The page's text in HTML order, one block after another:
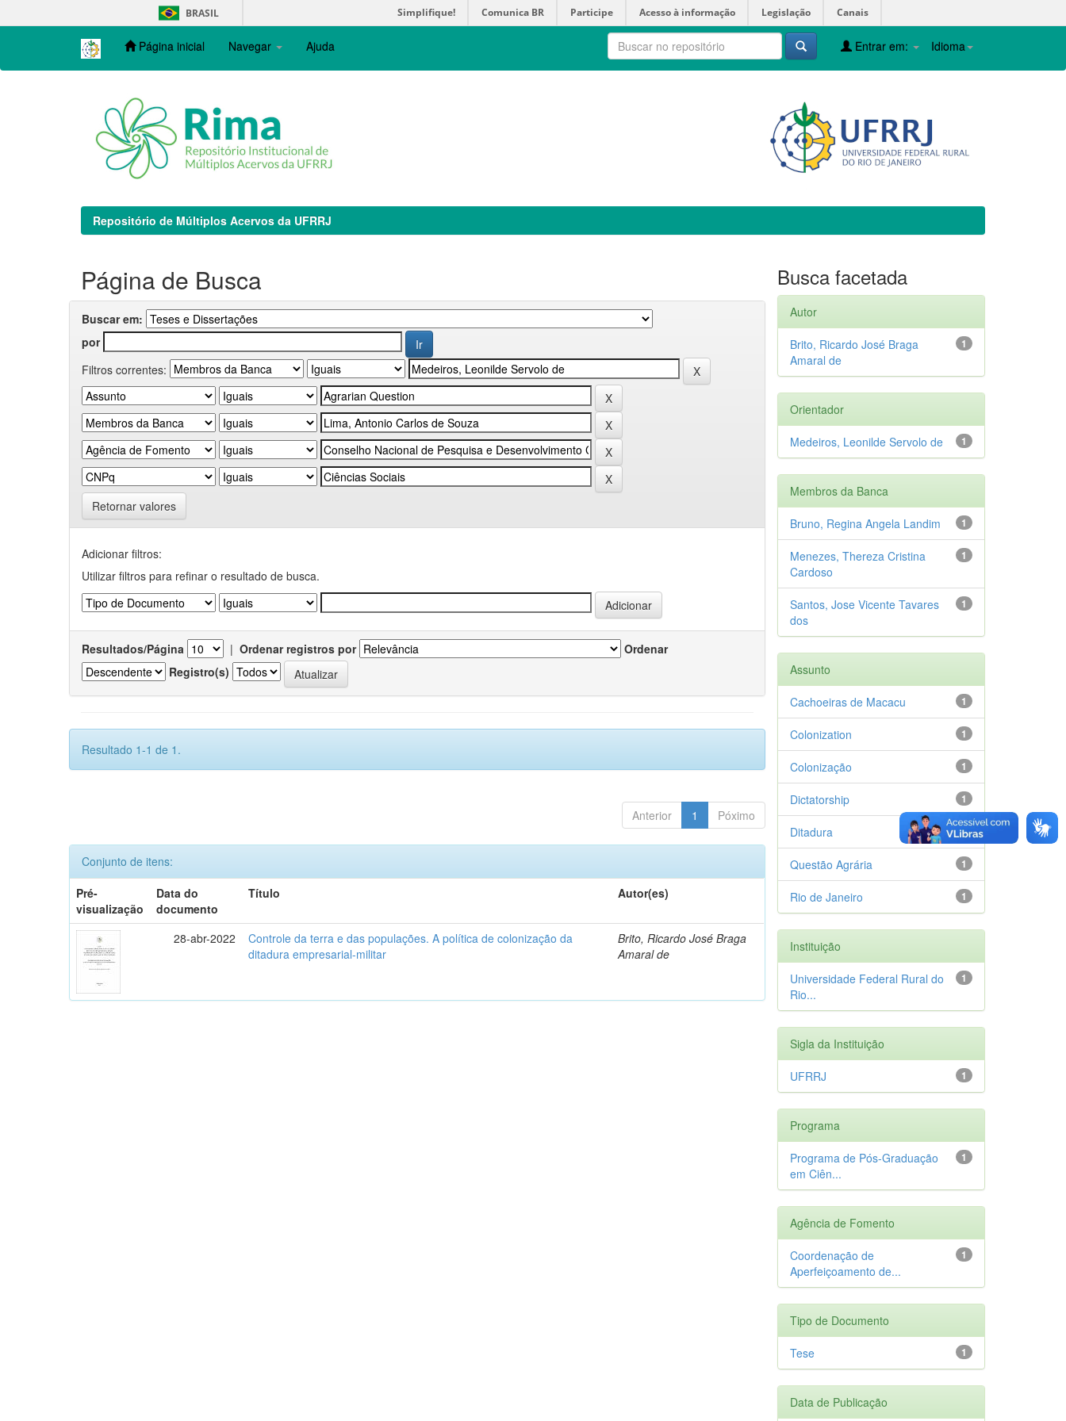
navigation
BRASIL Simplifique! Comunica BR Participe Acesso à informação Legislação Canais
Página inicial Navegar Ajuda Idioma
Entrar em:
Repositório de Múltiplos Acervos da UFRRJ
Página de Busca
Buscar em:
por
Filtros correntes:
Retornar valores
Adicionar filtros:
Utilizar filtros para refinar o resultado de busca.
Resultados/Página | Ordenar registros por
Ordenar
Registro(s)
Resultado 1-1 de 1.
Anterior 1 Póximo
Conjunto de itens:
Pré-
visualização
Data do
documento
Título Autor(es)
28-abr-2022
Controle da terra e das populações. A política de colonização da
ditadura empresarial-militar
Brito, Ricardo José Braga
Amaral de
Busca facetada
Autor
1
Brito, Ricardo José Braga
Amaral de
Orientador
1
Medeiros, Leonilde Servolo de
Membros da Banca
1
Bruno, Regina Angela Landim
1
Menezes, Thereza Cristina
Cardoso
1
Santos, Jose Vicente Tavares
dos
Assunto
1
Cachoeiras de Macacu
1
Colonization
1
Colonização
1
Dictatorship
1
Ditadura
1
Questão Agrária
1
Rio de Janeiro
Instituição
1
Universidade Federal Rural do
Rio...
Sigla da Instituição
1
UFRRJ
Programa
1
Programa de Pós-Graduação
em Ciên...
Agência de Fomento
1
Coordenação de
Aperfeiçoamento de...
Tipo de Documento
1
Tese
Data de Publicação